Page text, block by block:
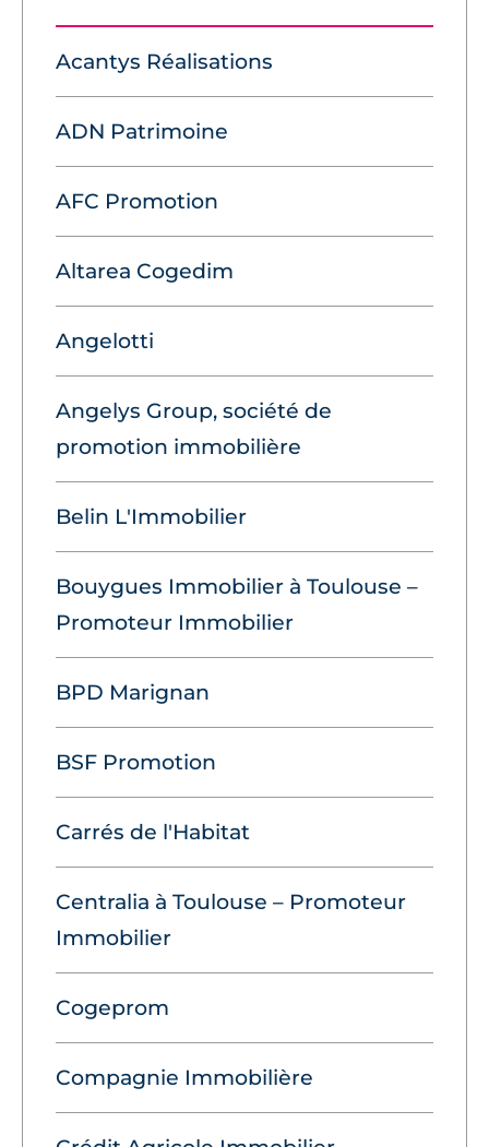
Acantys Réalisations
ADN Patrimoine
AFC Promotion
Altarea Cogedim
Angelotti
Angelys Group, société de
promotion immobilière
Belin L'Immobilier
Bouygues Immobilier à Toulouse –
Promoteur Immobilier
BPD Marignan
BSF Promotion
Carrés de l'Habitat
Centralia à Toulouse – Promoteur
Immobilier
Cogeprom
Compagnie Immobilière